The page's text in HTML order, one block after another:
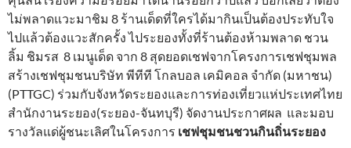
ไม่พลาดแวะมาชิม 8 ร้านเด็ดที่ใครได้มากินเป็นต้องประทับใจ
ไปแล้วต้องแวะสักครั้ง ไประยองทั้งที่ร้านต้องห้ามพลาด ชวน
ลิ้ม ชิมรส 8 เมนูเด็ด จาก 8 สุดยอดเชฟจากโครงการเชฟชุมพล
สร้างเชฟชุมชนบริษัท พีทีที โกลบอล เคมิคอล จำกัด (มหาชน)
(PTTGC) ร่วมกับจังหวัดระยองและการท่องเที่ยวแห่ประเทศไทย
สำนักงานระยอง(ระยอง-จันทบุรี) จัดงานประกาศผล และมอบ
รางวัลแด่ผู้ชนะเลิศในโครงการ เชฟชุมชนชวนกินถิ่นระยอง